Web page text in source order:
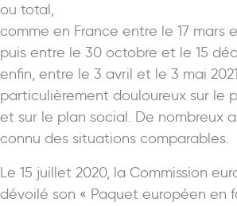
ou total,
comme en France entre le 17 mars
puis entre le 30 octobre et le 15
enfin, entre le 3 avril et le 3 mai
particulièrement douloureux sur le
et sur le plan social. De nombreux
connu des situations comparables.
Le 15 juillet 2020, la Commission
dévoilé son « Paquet européen en